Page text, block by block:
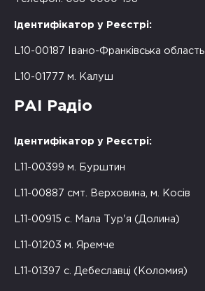
Ідентифікатор у Реєстрі:
L10-00187 Івано-Франківська область
L10-01777 м. Калуш
РАІ Радіо
Ідентифікатор у Реєстрі:
L11-00399 м. Бурштин
L11-00887 смт. Верховина, м. Косів
L11-00915 с. Мала Тур'я (Долина)
L11-01203 м. Яремче
L11-01397 с. Дебеславці (Коломия)